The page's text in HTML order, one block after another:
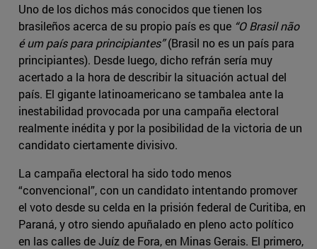
Uno de los dichos más conocidos que tienen los
brasileños acerca de su propio país es que “O Brasil não
é um país para principiantes”(Brasil no es un país para
principiantes). Desde luego, dicho refrán sería muy
acertado a la hora de describir la situación actual del
país. El gigante latinoamericano se tambalea ante la
inestabilidad provocada por una campaña electoral
realmente inédita y por la posibilidad de la victoria de un
candidato ciertamente divisivo.
La campaña electoral ha sido todo menos
“convencional”, con un candidato intentando promover
el voto desde su celda en la prisión federal de Curitiba, en
Paraná, y otro siendo apuñalado en pleno acto político
en las calles de Juíz de Fora, en Minas Gerais. El primero,